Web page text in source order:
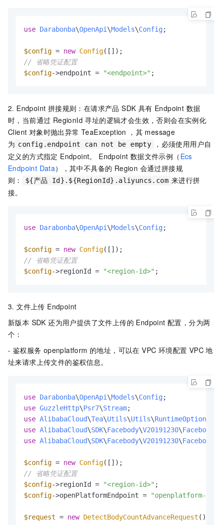
use Darabonba\OpenApi \Models\Config;
$config = new Config
// 省略凭证配置
$config->endpoint = "<endpoint>" ;
2. Endpoint 拼接规则：在请求产品 SDK 具有 Endpoint 数据
时，当前通过 RegionId 寻址的逻辑才会生效，否则会在实例化
Client 对象时抛出异常 TeaException ，其 message
为 config.endpoint can not be empty
，必须使用用户自
定义的方式指定 Endpoint。 Endpoint 数据文件示例（ Ecs
Endpoint Data），其中不具备的 Region 会通过拼接规
则：
${产品 Id}.${RegionId}.aliyuncs.com 来进行拼
接。
use Darabonba\OpenApi \Models\Config;
$config = new Config
// 省略凭证配置
$config->regionId = "<region-id>" ;
3. 文件上传 Endpoint
新版本 SDK 还为用户提供了文件上传的 Endpoint 配置，分为两
个：
- 鉴权服务 openplatform 的地址，可以在 VPC 环境配置 VPC 地
址来请求上传文件的鉴权信息。
use Darabonba\OpenApi \Models\Config
use GuzzleHttp\Psr7\Stream
use AlibabaCloud\Tea\Utils\Utils\RuntimeOptions
use AlibabaCloud\SDK\Facebody\V20191230\Facebody
use AlibabaCloud\SDK\Facebody\V20191230\Facebody
$config = new Config
// 省略凭证配置
$config->regionId = "<region-id>"
$config->openPlatformEndpoint = "openplatform-
$request = new DetectBodyCountAdvanceRequest